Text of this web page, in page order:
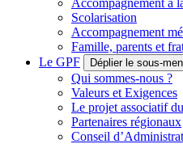
Accompagnement à
Scolarisation
Accompagnement
Famille, parents et
Le GPF
Déplier le sous-
Qui sommes-nous ?
Valeurs et Exigences
Le projet associatif
Partenaires régionaux
Conseil